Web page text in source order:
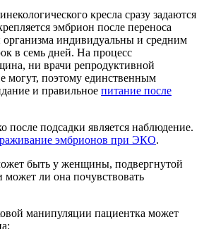
кресла сразу задаются
эмбрион после переноса
индивидуальны и средним
в семь дней. На процесс
ни врачи репродуктивной
могут, поэтому единственным
и правильное питание после
после подсадки является наблюдение.
эмбрионов при ЭКО.
быть у женщины, подвергнутой
ли она почувствовать
манипуляции пациентка может